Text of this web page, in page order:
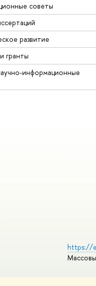
советы
развитие
гранты
информационные
https://